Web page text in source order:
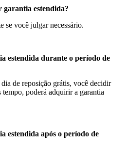
estendida?
se você julgar necessário.
estendida durante o período de
de reposição grátis, você decidir
poderá adquirir a garantia
estendida após o período de